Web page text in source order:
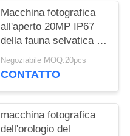
Macchina fotografica
all'aperto 20MP IP67
della fauna selvatica di
infrarosso della
macchina fotografica
Negoziabile MOQ:20pcs
CONTATTO
macchina fotografica
dell'orologio del